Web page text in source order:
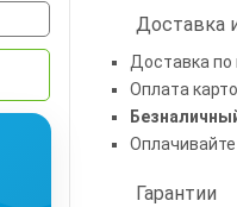
Доставка
Доставка по
Оплата
Оплачивайте
Гарантии